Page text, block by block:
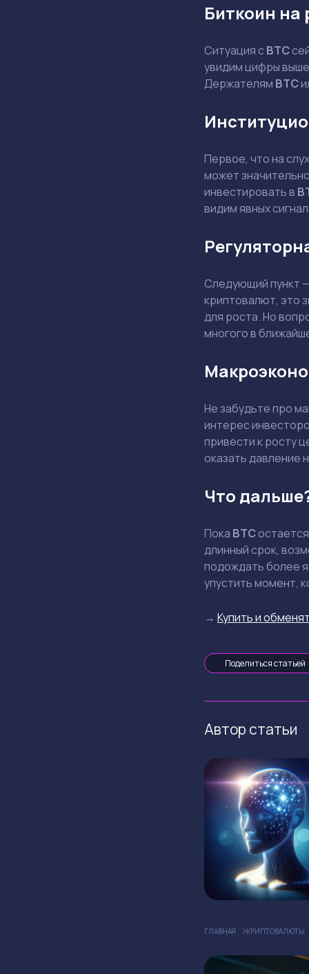
Биткоин на
Ситуация с BTC
увидим цифры
Держателям BTC
Первое, что на
может
инвестировать в
видим явных
Следующий пункт —
криптовалют, это
для роста. Но
многого в
Не забудьте про
интерес
привести к росту
оказать давление
Что
Пока BTC
длинный срок,
подождать более
упустить момент,
→ Купить и
Поделиться статьей
Автор статьи
ГЛАВНАЯ КРИПТОВАЛЮТЫ